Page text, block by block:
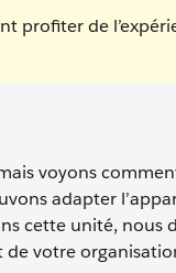
profiter de
voyons
adapter
cette unité, nous
votre